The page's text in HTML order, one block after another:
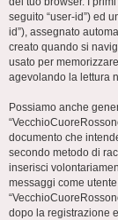
seguito “user-id”) ed
id”), assegnato
creato quando si
usato per
agevolando la lettura
Possiamo anche
documento che
secondo metodo di
inserisci
messaggi come
dopo la registrazione